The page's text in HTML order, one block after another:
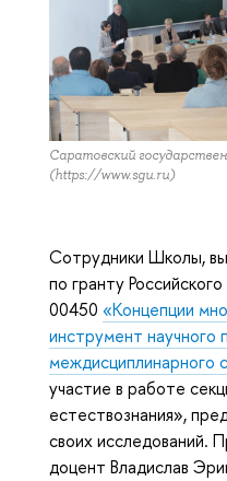
Саратовский
(https://www.sgu.ru)
Сотрудники Школы,
по гранту
00450 «Концепции
инструмент научного
междисциплинарного
участие в работе
естествознания»,
своих исследований.
доцент Владислав